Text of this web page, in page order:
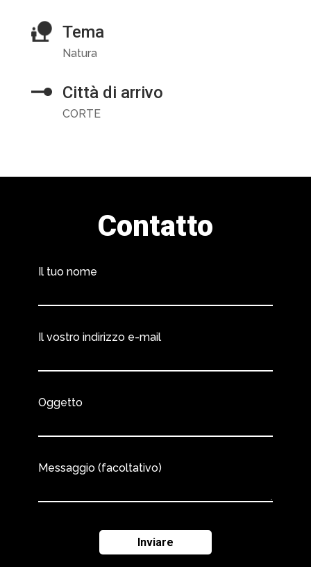
Tema
Natura
Città di arrivo
CORTE
Contatto
Il tuo nome
Il vostro indirizzo e-mail
Oggetto
Messaggio (facoltativo)